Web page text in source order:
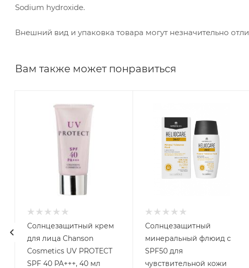
Sodium hydroxide.
Внешний вид и упаковка товара могут незначительно
Вам также может понравиться
Солнцезащитный крем
для лица Chanson
Cosmetics UV PROTECT
SPF 40 PA+++, 40 мл
Солнцезащитный
минеральный флюид с
SPF50 для
чувствительной кожи